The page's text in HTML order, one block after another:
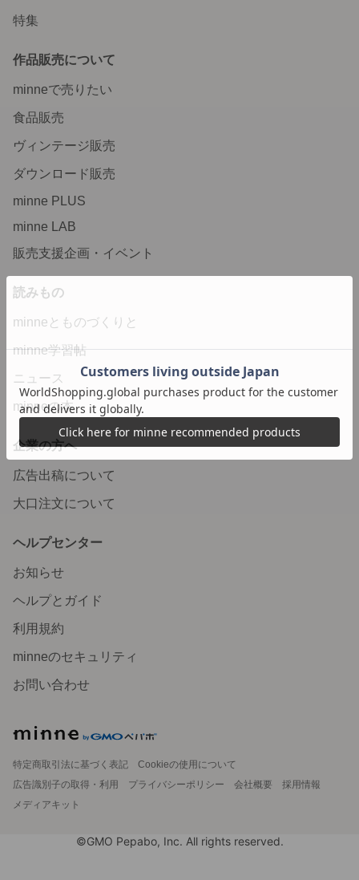
特集
作品販売について
minneで売りたい
食品販売
ヴィンテージ販売
ダウンロード販売
minne PLUS
minne LAB
販売支援企画・イベント
読みもの
minneとものづくりと
minne学習帖
ニュース
minneの本
企業の方へ
広告出稿について
大口注文について
ヘルプセンター
お知らせ
ヘルプとガイド
利用規約
minneのセキュリティ
お問い合わせ
特定商取引法に基づく表記
Cookieの使用について
広告識別子の取得・利用
プライバシーポリシー 会社概要
採用情報
メディアキット
©GMO Pepabo, Inc. All rights reserved.